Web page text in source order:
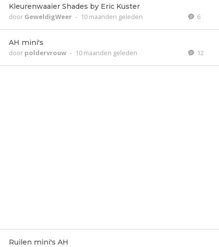
Kleurenwaaier Shades by Eric Kuster
door GeweldigWeer - 10 maanden geleden 6
AH mini's
door poldervrouw - 10 maanden geleden 12
Ruilen mini's AH